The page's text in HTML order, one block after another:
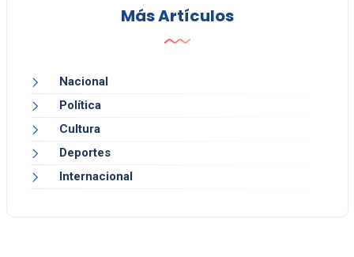
Más Artículos
Nacional
Política
Cultura
Deportes
Internacional